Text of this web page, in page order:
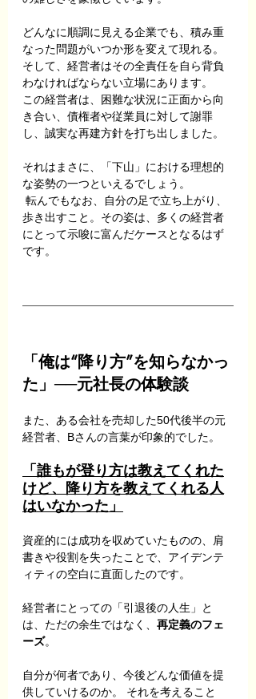
どんなに順調に見える企業でも、積み重
なった問題がいつか形を変えて現れる。
そして、経営者はその全責任を自ら背負
わなければならない立場にあります。
この経営者は、困難な状況に正面から向
き合い、債権者や従業員に対して謝罪
し、誠実な再建方針を打ち出しました。
それはまさに、「下山」における理想的
な姿勢の一つといえるでしょう。
転んでもなお、自分の足で立ち上がり、
歩き出すこと。その姿は、多くの経営者
にとって示唆に富んだケースとなるはず
です。
「俺は“降り方”を知らなかっ
た」──元社長の体験談
また、ある会社を売却した50代後半の元
経営者、Bさんの言葉が印象的でした。
「誰もが登り方は教えてくれた
けど、降り方を教えてくれる人
はいなかった」
資産的には成功を収めていたものの、肩
書きや役割を失ったことで、アイデンテ
ィティの空白に直面したのです。
経営者にとっての「引退後の人生」と
は、ただの余生ではなく、 再定義のフェ
ーズ。
自分が何者であり、今後どんな価値を提
供していけるのか。 それを考えること